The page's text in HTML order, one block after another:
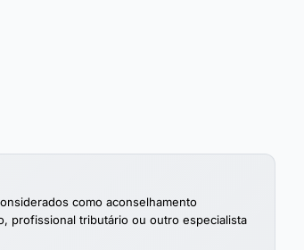
como aconselhamento
profissional tributário ou outro especialista